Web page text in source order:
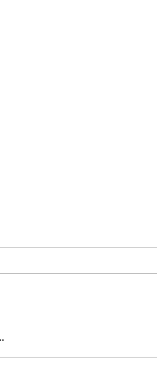
আনুষ্ঠানিক সূচনা
অধিকারী